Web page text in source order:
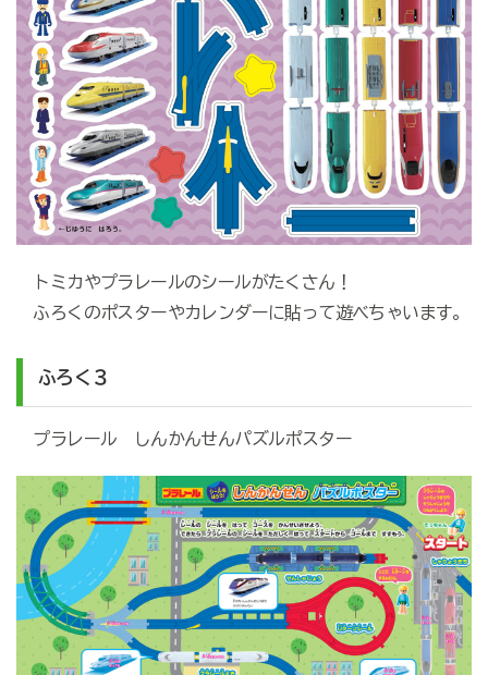
トミカやプラレールのシールがたくさん！
ふろくのポスターやカレンダーに貼って遊べちゃいます。
ふろく３
プラレール しんかんせんパズルポスター